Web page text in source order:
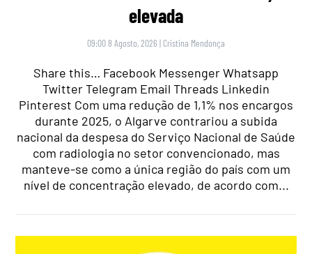
elevada
09:00 8 Agosto, 2026 | Cristina Mendonça
Share this… Facebook Messenger Whatsapp
Twitter Telegram Email Threads Linkedin
Pinterest Com uma redução de 1,1% nos encargos
durante 2025, o Algarve contrariou a subida
nacional da despesa do Serviço Nacional de Saúde
com radiologia no setor convencionado, mas
manteve-se como a única região do país com um
nível de concentração elevado, de acordo com...